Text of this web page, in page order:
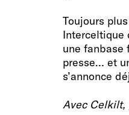
Toujours
Interceltique
une fanbase
presse… et
s’annonce
Avec